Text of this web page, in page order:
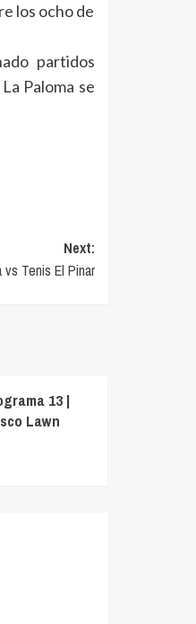
los ocho de
partidos
Paloma se
Next:
Tenis El Pinar
13 |
Lawn